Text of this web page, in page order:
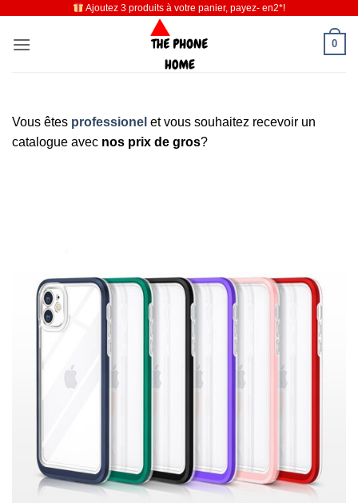
contenu
Ajoutez 3 produits à votre panier, payez- en2*!
0
Vous êtes professionel et vous souhaitez recevoir un
catalogue avec nos prix de gros?